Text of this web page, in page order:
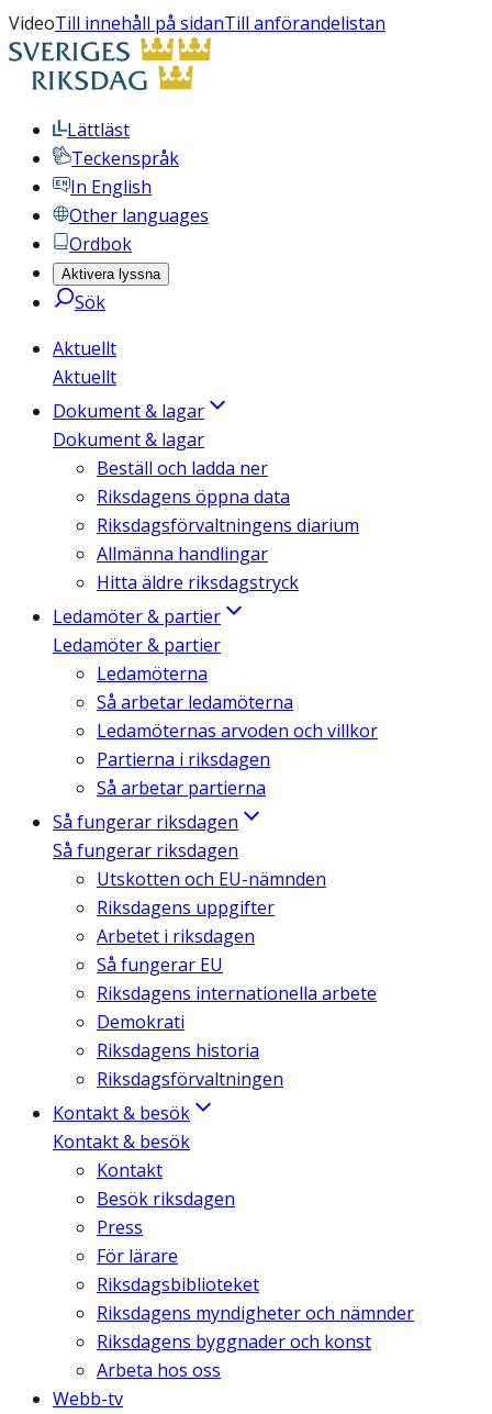
VideoTill innehåll på sidanTill anförandelistan
Lättläst
Teckenspråk
In English
Other languages
Ordbok
Aktivera lyssna
Sök
Aktuellt
Aktuellt
Dokument & lagar
Dokument & lagar
Beställ och ladda ner
Riksdagens öppna data
Riksdagsförvaltningens diarium
Allmänna handlingar
Hitta äldre riksdagstryck
Ledamöter & partier
Ledamöter & partier
Ledamöterna
Så arbetar ledamöterna
Ledamöternas arvoden och villkor
Partierna i riksdagen
Så arbetar partierna
Så fungerar riksdagen
Så fungerar riksdagen
Utskotten och EU-nämnden
Riksdagens uppgifter
Arbetet i riksdagen
Så fungerar EU
Riksdagens internationella arbete
Demokrati
Riksdagens historia
Riksdagsförvaltningen
Kontakt & besök
Kontakt & besök
Kontakt
Besök riksdagen
Press
För lärare
Riksdagsbiblioteket
Riksdagens myndigheter och nämnder
Riksdagens byggnader och konst
Arbeta hos oss
Webb-tv